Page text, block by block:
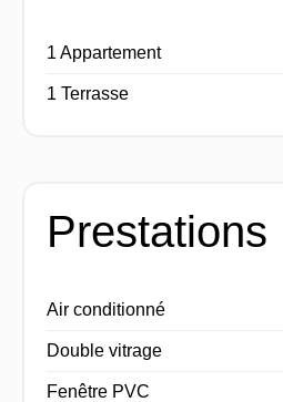
1 Appartement
1 Terrasse
Prestations
Air conditionné
Double vitrage
Fenêtre PVC